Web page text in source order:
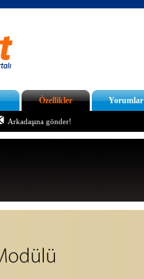
Özellikler Yorumlar
Arkadaşına gönder!